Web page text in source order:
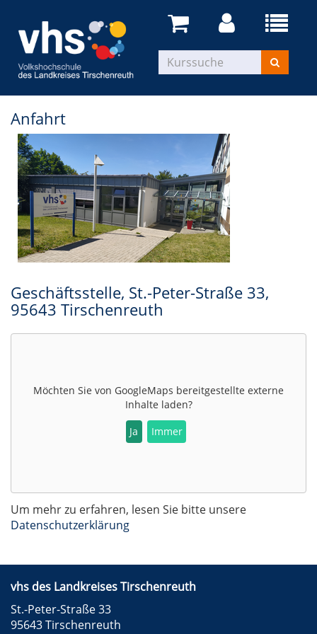
Anfahrt
Geschäftsstelle, St.-Peter-Straße 33,
95643 Tirschenreuth
Möchten Sie von GoogleMaps bereitgestellte externe
Inhalte laden?
Ja
Immer
Um mehr zu erfahren, lesen Sie bitte unsere
Datenschutzerklärung
vhs des Landkreises Tirschenreuth
St.-Peter-Straße 33
95643 Tirschenreuth